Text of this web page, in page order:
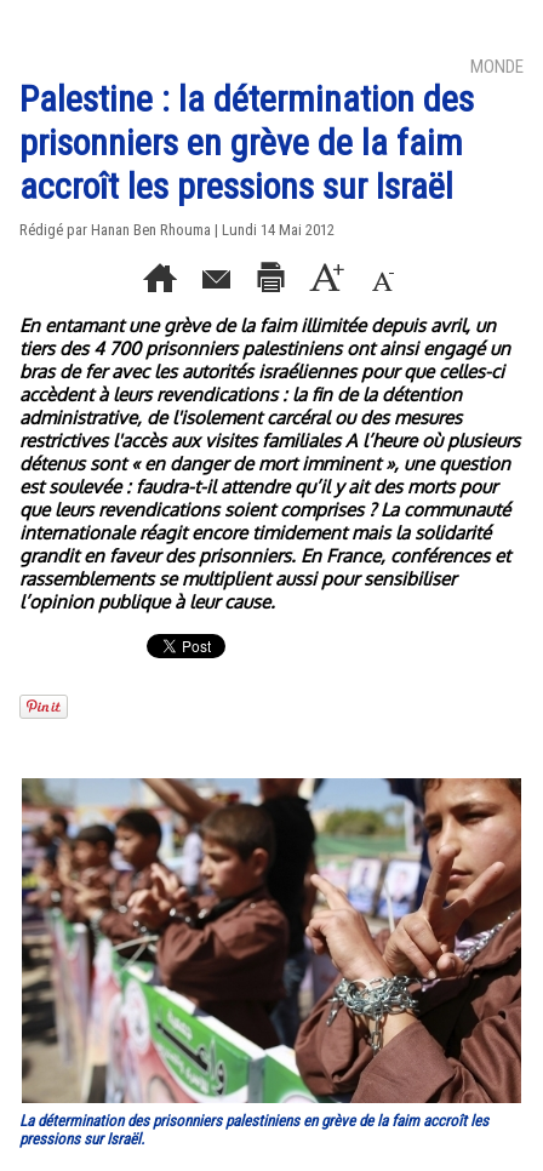
MONDE
Palestine : la détermination des
prisonniers en grève de la faim
accroît les pressions sur Israël
Rédigé par Hanan Ben Rhouma | Lundi 14 Mai 2012
En entamant une grève de la faim illimitée depuis avril, un
tiers des 4 700 prisonniers palestiniens ont ainsi engagé un
bras de fer avec les autorités israéliennes pour que celles-ci
accèdent à leurs revendications : la fin de la détention
administrative, de l'isolement carcéral ou des mesures
restrictives l'accès aux visites familiales A l’heure où plusieurs
détenus sont « en danger de mort imminent », une question
est soulevée : faudra-t-il attendre qu’il y ait des morts pour
que leurs revendications soient comprises ? La communauté
internationale réagit encore timidement mais la solidarité
grandit en faveur des prisonniers. En France, conférences et
rassemblements se multiplient aussi pour sensibiliser
l’opinion publique à leur cause.
La détermination des prisonniers palestiniens en grève de la faim accroît les
pressions sur Israël.